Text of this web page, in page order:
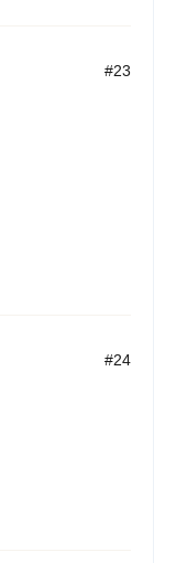
#23
#24